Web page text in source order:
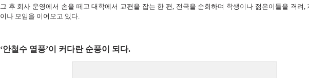
그 후 회사 운영에서 손을 떼고 대학에서 교편을 잡는 한 편, 전국을 순회하며 학생이나 젊은이들을 격려,
이나 모임을 이어오고 있다.
‘안철수 열풍’이 커다란 순풍이 되다.